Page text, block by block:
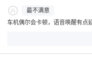
最不满意
车机偶尔会卡顿，语音唤醒有点